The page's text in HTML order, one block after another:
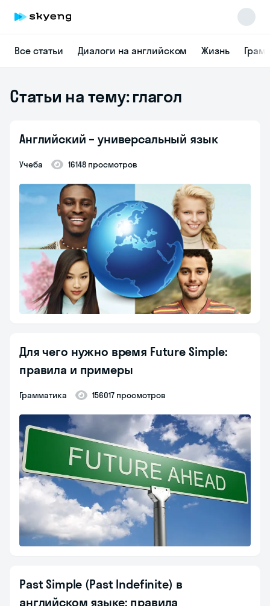
Все статьи Диалоги на английском Жизнь
Статьи на тему: глагол
Английский – универсальный язык
Учеба 16148 просмотров
Для чего нужно время Future Simple:
правила и примеры
Грамматика 156017 просмотров
Past Simple (Past Indefinite) в
английском языке: правила